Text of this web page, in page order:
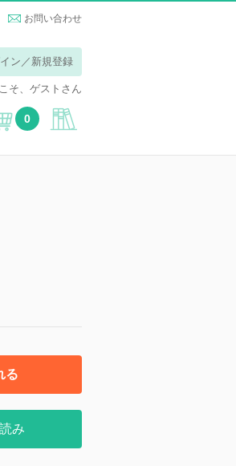
お問い合わせ
ン／新規登録
そ、ゲストさん
0
る
み